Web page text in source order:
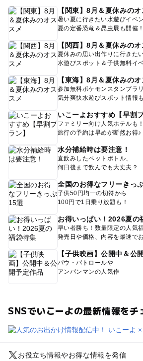
【関東】8月＆夏休みのオ
暑い夏に行きたい水遊びイベ
夏の定番恐竜＆昆虫展も開催！
【関西】8月＆夏休みのオ
夏休みの思い出作りに行きた
水遊びスポット＆子供無料イ
【東海】8月＆夏休みのオ
参加無料ポケモンスタンプラ
気分爽快水遊びスポット情報も
いこーよおすすめ【早割プ
ファミリー向け人気ホテルも！
旅行の予約は早めが断然お得♪
水分補給時は要注意！
直飲みしたペットボトル、
何日後まで飲んでも大丈夫？
全国のお得なフリーきっ
子供50円均一の切符から
100円で1日乗り放題も！
お得いっぱい！2026夏の
早い者勝ち！数量限定の人気
発売日や価格、内容を最速で
【子供映画】公開中＆公
パウ・パトロールや
アンパンマンの人気作
SNSでいこーよの最新情報をチ
お役立ち情報やお得な情報を発信